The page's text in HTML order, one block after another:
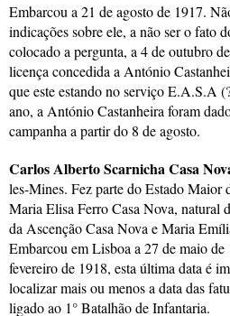
Embarcou a 21 de agosto de 1917.
indicações sobre ele, a não ser o fato
colocado a pergunta, a 4 de outubro
licença concedida a António
que este estando no serviço E.A.S.A
ano, a António Castanheira foram
campanha a partir do 8 de agosto.
Carlos Alberto Scarnicha Casa
les-Mines. Fez parte do Estado Maior
Maria Elisa Ferro Casa Nova, natural
da Ascenção Casa Nova e Maria
Embarcou em Lisboa a 27 de maio de
fevereiro de 1918, esta última data é
localizar mais ou menos a data das
ligado ao 1° Batalhão de Infantaria.